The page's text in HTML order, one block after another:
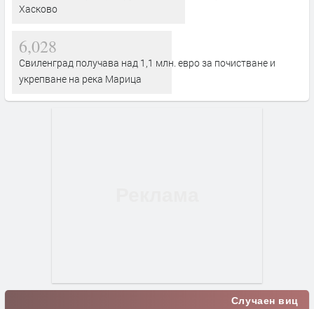
Хасково
6,028
Свиленград получава над 1,1 млн. евро за почистване и
укрепване на река Марица
Случаен виц